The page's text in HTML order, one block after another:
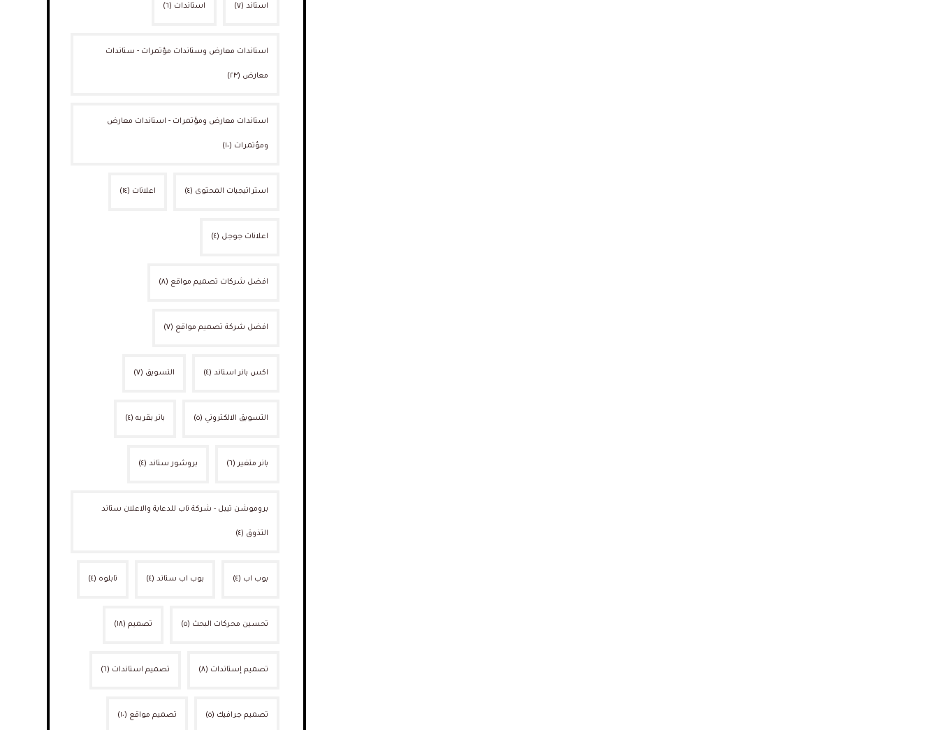
استاند(٧) استاندات (٦)
استاندات معارض وستاندات مؤتمرات - ستاندات
معارض (٢٣)
استاندات معارض ومؤتمرات - استاندات معارض
ومؤتمرات (١٠)
استراتيجيات المحتوى (٤) اعلانات (١٤)
اعلانات جوجل (٤)
افضل شركات تصميم مواقع (٨)
افضل شركة تصميم مواقع (٧)
اكس بانر استاند(٤) التسويق (٧)
التسويق الالكتروني (٥) بانر بقربه(٤)
بانر متغير (٦) بروشور ستاند(٤)
بروموشن تيبل - شركة ناب للدعاية والاعلان ستاند
التذوق (٤)
بوب اب (٤) بوب اب ستاند(٤) تابلوه (٤)
تحسين محركات البحث (٥) تصميم(١٨)
تصميم إستاندات (٨) تصميم استاندات (٦)
تصميم جرافيك (٥) تصميم مواقع (١٠)